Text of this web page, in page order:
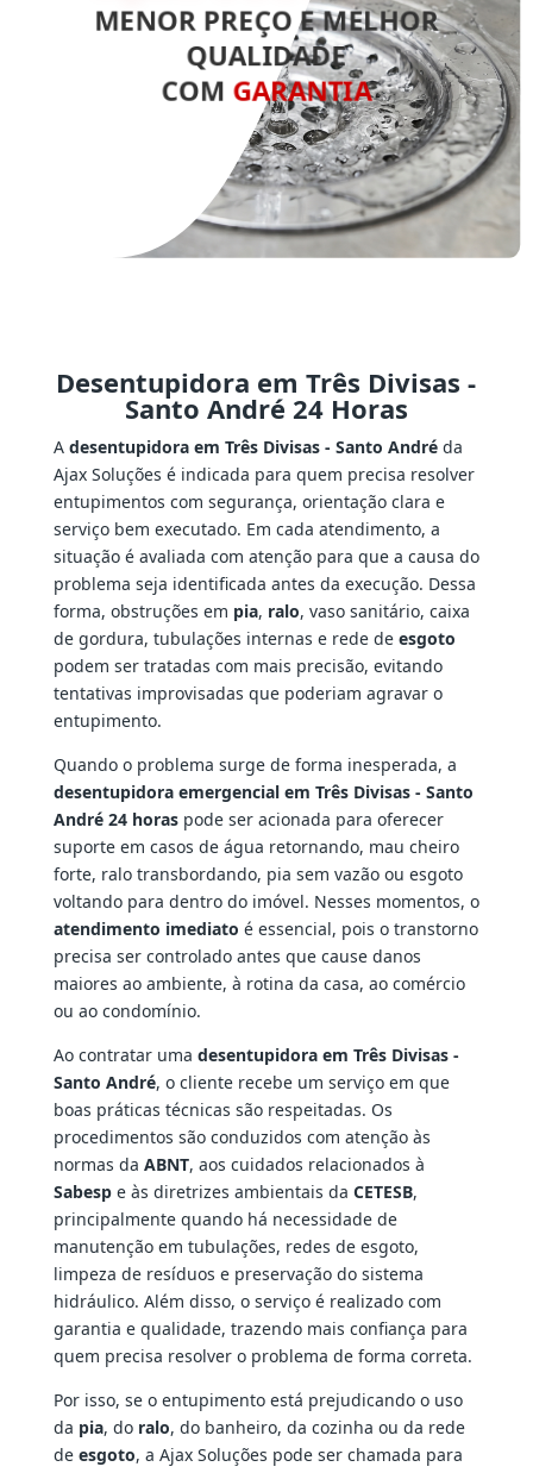
MENOR PREÇO E MELHOR
QUALIDADE
COM GARANTIA
Desentupidora em Três Divisas -
Santo André 24 Horas
A desentupidora em Três Divisas - Santo Andréda
Ajax Soluções é indicada para quem precisa resolver
entupimentos com segurança, orientação clara e
serviço bem executado. Em cada atendimento, a
situação é avaliada com atenção para que a causa do
problema seja identificada antes da execução. Dessa
forma, obstruções em pia, ralo, vaso sanitário, caixa
de gordura, tubulações internas e rede de esgoto
podem ser tratadas com mais precisão, evitando
tentativas improvisadas que poderiam agravar o
entupimento.
Quando o problema surge de forma inesperada, a
desentupidora emergencial em Três Divisas - Santo
André 24 horaspode ser acionada para oferecer
suporte em casos de água retornando, mau cheiro
forte, ralo transbordando, pia sem vazão ou esgoto
voltando para dentro do imóvel. Nesses momentos, o
atendimento imediato é essencial, pois o transtorno
precisa ser controlado antes que cause danos
maiores ao ambiente, à rotina da casa, ao comércio
ou ao condomínio.
Ao contratar uma desentupidora em Três Divisas -
Santo André, o cliente recebe um serviço em que
boas práticas técnicas são respeitadas. Os
procedimentos são conduzidos com atenção às
normas da ABNT, aos cuidados relacionados à
Sabespe às diretrizes ambientais da CETESB,
principalmente quando há necessidade de
manutenção em tubulações, redes de esgoto,
limpeza de resíduos e preservação do sistema
hidráulico. Além disso, o serviço é realizado com
garantia e qualidade, trazendo mais confiança para
quem precisa resolver o problema de forma correta.
Por isso, se o entupimento está prejudicando o uso
da pia, do ralo, do banheiro, da cozinha ou da rede
de esgoto, a Ajax Soluções pode ser chamada para